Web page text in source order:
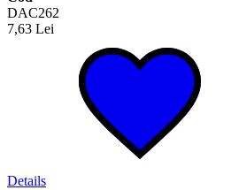
DAC262
7,63 Lei
Details